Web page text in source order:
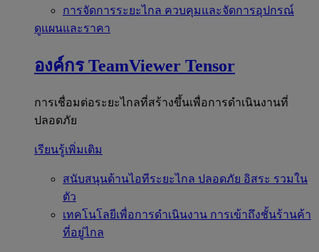
การจัดการระยะไกล ควบคุมและจัดการอุปกรณ์
ดูแผนและราคา
องค์กร TeamViewer Tensor
การเชื่อมต่อระยะไกลที่สร้างขึ้นเพื่อการดำเนินงานที่
ปลอดภัย
เรียนรู้เพิ่มเติม
สนับสนุนด้านไอทีระยะไกล ปลอดภัย อิสระ รวมใน
ตัว
เทคโนโลยีเพื่อการดำเนินงาน การเข้าถึงชั้นร้านค้า
ที่อยู่ไกล